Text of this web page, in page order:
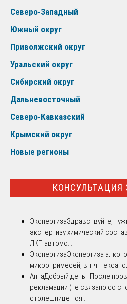
Северо-Западный
Южный округ
Приволжский округ
Уральский округ
Сибирский округ
Дальневосточный
Северо-Кавказский
Крымский округ
Новые регионы
КОНСУЛЬТАЦИЯ
ЭкспертизаЗдравствуйте,
экспертизу химический
ЛКП автомо...
ЭкспертизаЭкспертиза
микропримесей, в т.ч.
АннаДобрый день! После
рекламации (не связано со
столешнице поя...